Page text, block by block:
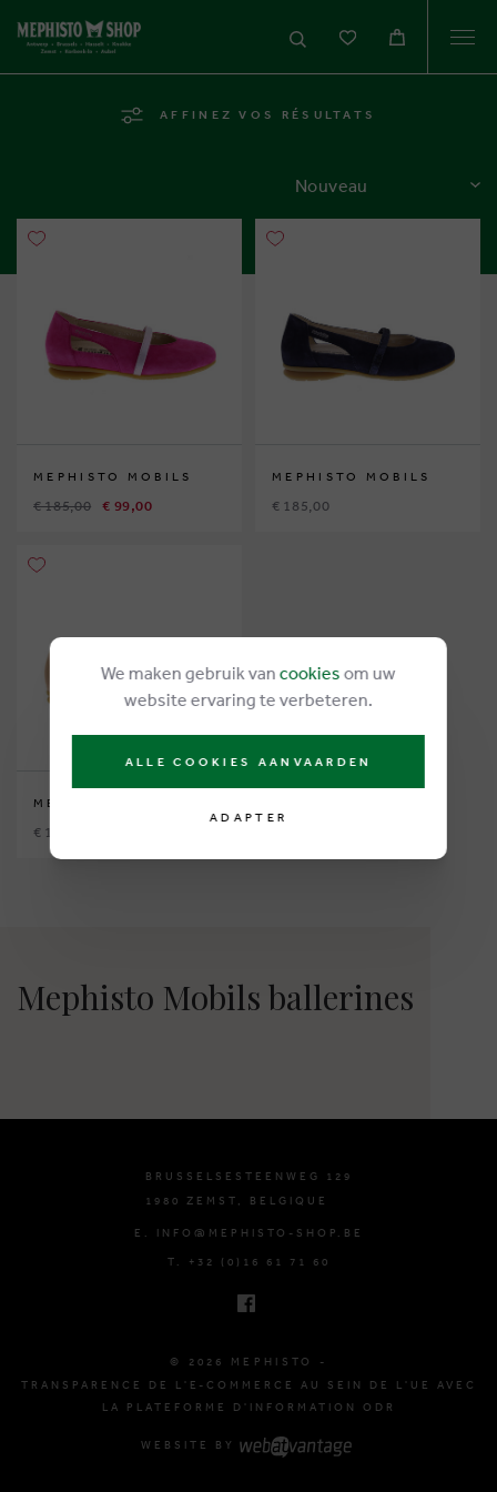
AFFINEZ VOS RÉSULTATS
TRIER
MEPHISTO MOBILS
€ 185,00 € 99,00
MEPHISTO MOBILS
€ 185,00
MEPHISTO MOBILS
€ 185,00
Mephisto Mobils ballerines
BRUSSELSESTEENWEG 129
1980 ZEMST, BELGIQUE
E. INFO@MEPHISTO-SHOP.BE
T. +32 (0)16 61 71 60
© 2026 MEPHISTO -
TRANSPARENCE DE L'E-COMMERCE AU SEIN DE L'UE AVEC
LA PLATEFORME D'INFORMATION ODR
WEBSITE BY
We maken gebruik van cookies om uw
website ervaring te verbeteren.
ALLE COOKIES AANVAARDEN
ADAPTER